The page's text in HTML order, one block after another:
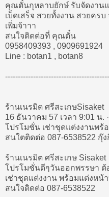
คุณตั๋นกุหลาบยักษ์ รับจัดงานแ
เบ็ดเสร็จ สวยทั้งงาน สวยคร
เพิ่มจ้าาา
สนใจติดต่อที่ คุณตั๋น
0958409393 , 0909691924
Line : botan1 , botan8
ร้านเนรมิต ศรีสะเกษ‎Sisaket
16 ธันวาคม 57 เวลา 9:01 น. ·
โปรโมชั่น เช่าชุดแต่งงานพร้
สนใตติดต่อ 087-6538522 กุ๊ง
ร้านเนรมิต ศรีสะเกษ‎ Sisaket
โปรโมชั่นดีๆวันออกพรรษา ต้
เช่าชุดแต่งงาน พร้อมแต่งหน้
สนใจติดต่อ 087-6538522